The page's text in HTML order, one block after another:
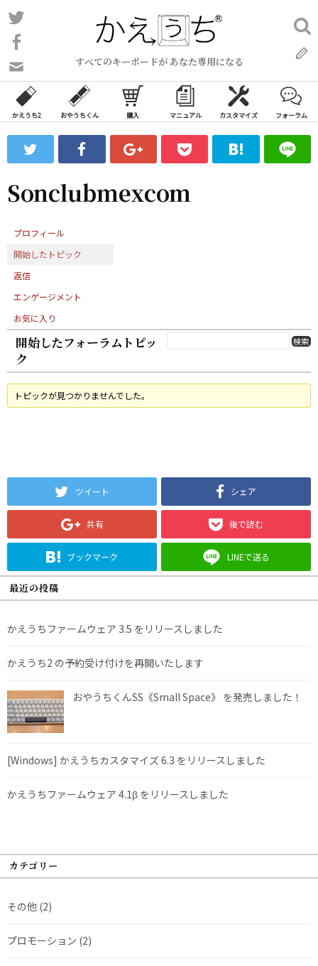
コ
ン
ン
ツ
ス
ッ
すべてのキーボードが あなた専用になる
い
合
わ
フ
ォ
ム
検
索:
かえうち2 おやうちくん 購入 マニュアル カスタマイズ フォーラム
Sonclubmexcom
プロフィール
開始したトピック
返信
エンゲージメント
お気に入り
開始したフォーラムトピッ
ク
トピックが見つかりませんでした。
ツイート シェア
共有 後で読む
ブックマーク LINEで送る
最近の投稿
かえうちファームウェア 3.5 をリリースしました
かえうち2 の予約受け付けを再開いたします
おやうちくんSS《Small Space》 を発売しました！
[Windows] かえうちカスタマイズ 6.3 をリリースしました
かえうちファームウェア 4.1β をリリースしました
カテゴリー
その他 (2)
プロモーション (2)